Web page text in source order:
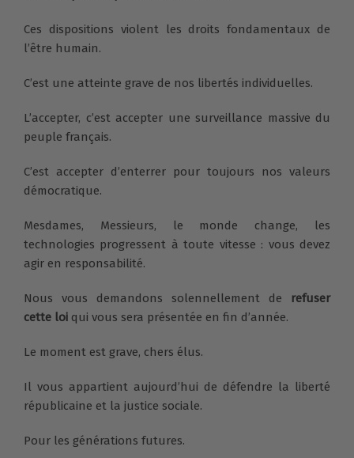
Ces dispositions violent les droits fondamentaux de
l’être humain.
C’est une atteinte grave de nos libertés individuelles.
L’accepter, c’est accepter une surveillance massive du
peuple français.
C’est accepter d’enterrer pour toujours nos valeurs
démocratique.
Mesdames, Messieurs, le monde change, les
technologies progressent à toute vitesse : vous devez
agir en responsabilité.
Nous vous demandons solennellement de refuser
cette loi qui vous sera présentée en fin d’année.
Le moment est grave, chers élus.
Il vous appartient aujourd’hui de défendre la liberté
républicaine et la justice sociale.
Pour les générations futures.